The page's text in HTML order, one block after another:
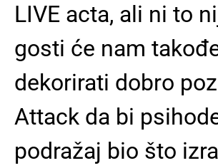
LIVE acta, ali ni to
gosti će nam
dekorirati dobro
Attack da bi
podražaj bio što